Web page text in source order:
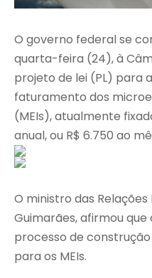
O governo federal se
quarta-feira (24), à
projeto de lei (PL) para
faturamento dos
(MEIs), atualmente
anual, ou R$ 6.750 ao
O ministro das
Guimarães, afirmou
processo de
para os MEIs.